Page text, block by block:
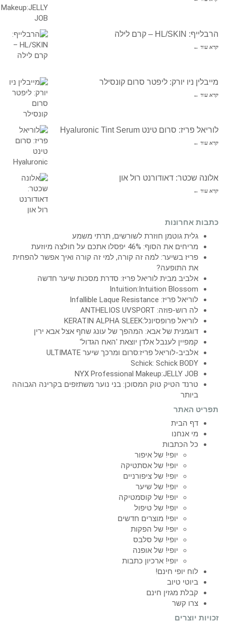
הרבלייף: HL/SKIN – קרם לילה
קרא עוד ←
מייבלין ניו יורק: ליפטר סרום קונסילר
קרא עוד ←
לוריאל פריז: סרום טינט Hyaluronic Tint Serum
קרא עוד ←
אלונה שכטר: דאודורנט רול און
קרא עוד ←
כתבות אחרונות
גלית גוטמן חוזרת לשורשים, תרתי משמע
מריחים את הסוף: 46% יפסלו אתכם על חולצה מיוזעת
פריז בשיער: למה זה קורה, למי זה קורה ואיך אפשר להפחית
את התופעה?
אלביב מבית לוריאל פריז: סדרת מסכות שיער חדשה
Intuition:Intuition Blossom
לוריאל פריז: Infallible Laque Resistance
לה רוש-פוזה: ANTHELIOS UVSPORT
לוריאל פרופסיונל:KERATIN ALPHA SLEEK
דוגמנית של אבא: המהפך של עונג שחף אצל אבא ירין
קמפיין לענבל אלדן יוצאת 'האח הגדול'
אלביב-לוריאל פריז:סרום ומרכך שיער ULTIMATE
Schick: Schick BODY
NYX Professional Makeup:JELLY JOB
טרנד הטיק טוק המסוכן: בני נוער משתזפים בקרינה הגבוהה
ביותר
תפריט האתר
דף הבית
מי אנחנו
כל הכתבות
יופי! של איפור
יופי! של אסתטיקה
יופי! של ציפורניים
יופי! של שיער
יופי! של קוסמטיקה
יופי! של טיפול
יופי! מוצרים חדשים
יופי! של הפקות
יופי! של סלבס
יופי! של אופנה
יופי! ארכיון כתבות
לוח יופי חינם!
ביוטי טיוב
קבלת מגזין חינם
צרו קשר
זכויות יוצרים